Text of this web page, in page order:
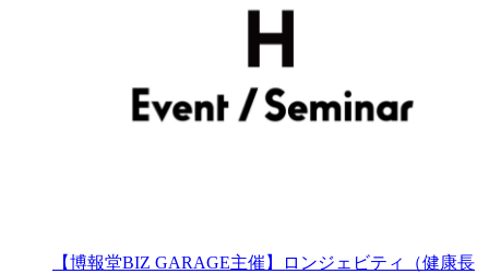
【博報堂BIZ GARAGE主催】ロンジェビティ（健康長